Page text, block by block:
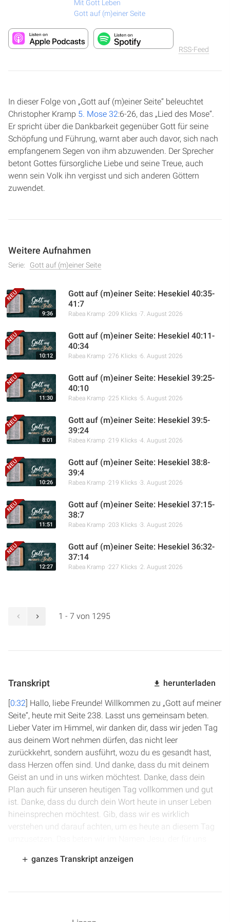
Mit Gott Leben
Gott auf (m)einer Seite
RSS-Feed
In dieser Folge von „Gott auf (m)einer Seite“ beleuchtet
Christopher Kramp 5. Mose 32:6-26, das „Lied des Mose“.
Er spricht über die Dankbarkeit gegenüber Gott für seine
Schöpfung und Führung, warnt aber auch davor, sich nach
empfangenem Segen von ihm abzuwenden. Der Sprecher
betont Gottes fürsorgliche Liebe und seine Treue, auch
wenn sein Volk ihn vergisst und sich anderen Göttern
zuwendet.
Weitere Aufnahmen
Serie: Gott auf (m)einer Seite
9:36
Gott auf (m)einer Seite: Hesekiel 40:35-
41:7
Rabea Kramp 209 Klicks 7. August 2026
10:12
Gott auf (m)einer Seite: Hesekiel 40:11-
40:34
Rabea Kramp 276 Klicks 6. August 2026
11:30
Gott auf (m)einer Seite: Hesekiel 39:25-
40:10
Rabea Kramp 225 Klicks 5. August 2026
8:01
Gott auf (m)einer Seite: Hesekiel 39:5-
39:24
Rabea Kramp 219 Klicks 4. August 2026
10:26
Gott auf (m)einer Seite: Hesekiel 38:8-
39:4
Rabea Kramp 219 Klicks 3. August 2026
11:51
Gott auf (m)einer Seite: Hesekiel 37:15-
38:7
Rabea Kramp 203 Klicks 3. August 2026
12:27
Gott auf (m)einer Seite: Hesekiel 36:32-
37:14
Rabea Kramp 227 Klicks 2. August 2026
1 - 7 von 1295
Transkript herunterladen
[0:32] Hallo, liebe Freunde! Willkommen zu „Gott auf meiner
Seite“, heute mit Seite 238. Lasst uns gemeinsam beten.
Lieber Vater im Himmel, wir danken dir, dass wir jeden Tag
aus deinem Wort nehmen dürfen, das nicht leer
zurückkehrt, sondern ausführt, wozu du es gesandt hast,
dass Herzen offen sind. Und danke, dass du mit deinem
Geist an und in uns wirken möchtest. Danke, dass dein
Plan auch für unseren heutigen Tag vollkommen und gut
ist. Danke, dass du durch dein Wort heute in unser Leben
hineinsprechen möchtest. Gib, dass wir es wirklich
verstehen und darauf achten, um es heute an diesem Tag
ganzes Transkript anzeigen